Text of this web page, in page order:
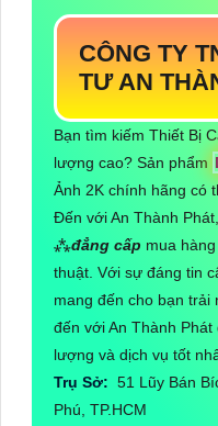
CÔNG TY
TƯ AN
Bạn tìm kiếm Thiết Bị
lượng cao? Sản phẩm
Ảnh 2K chính hãng có
Đến với An Thành
⁂đẳng cấp mua
thuật. Với sự đáng tin
mang đến cho bạn trải
đến với An Thành
lượng và dịch vụ tốt
Trụ Sở: 51 Lũy Bán
Phú, TP.HCM